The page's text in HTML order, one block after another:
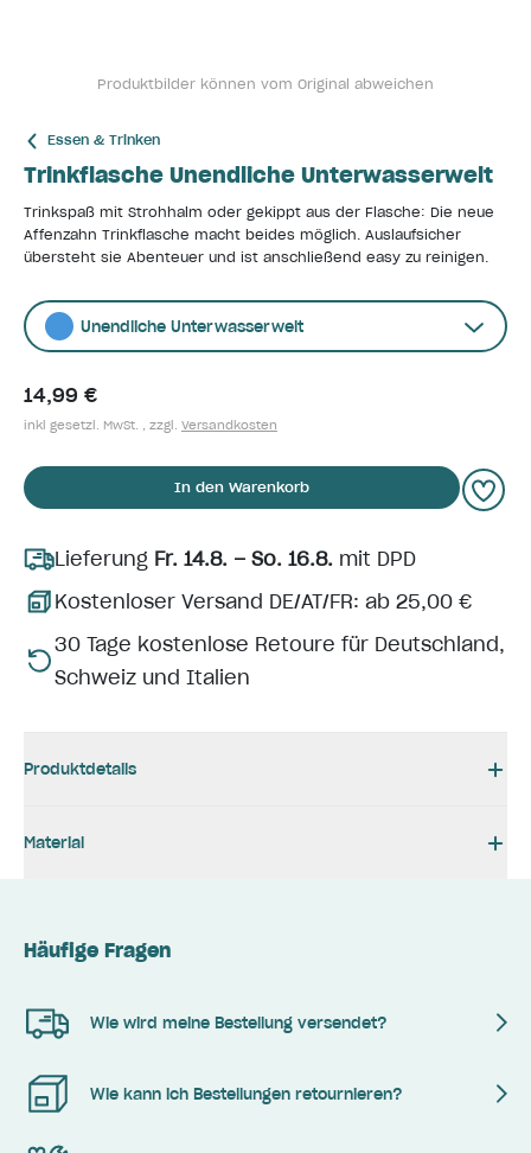
Produktbilder können vom Original abweichen
Essen & Trinken
Trinkflasche Unendliche Unterwasserwelt
Trinkspaß mit Strohhalm oder gekippt aus der Flasche: Die neue
Affenzahn Trinkflasche macht beides möglich. Auslaufsicher
übersteht sie Abenteuer und ist anschließend easy zu reinigen.
Unendliche Unterwasserwelt
14,99 €
inkl gesetzl. MwSt. , zzgl. Versandkosten
In den Warenkorb
Lieferung Fr. 14.8. – So. 16.8. mit DPD
Kostenloser Versand DE/AT/FR: ab 25,00 €
30 Tage kostenlose Retoure für Deutschland,
Schweiz und Italien
Produktdetails
Material
Häufige Fragen
Wie wird meine Bestellung versendet?
Wie kann ich Bestellungen retournieren?